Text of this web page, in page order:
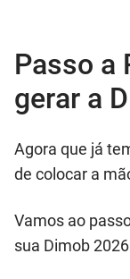
Passo a
gerar a
Agora que já
de colocar a
Vamos ao
sua Dimob